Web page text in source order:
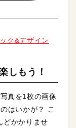
ク&デザイン
しもう！
真を1枚の画像
はいかが？ こ
どかかりませ